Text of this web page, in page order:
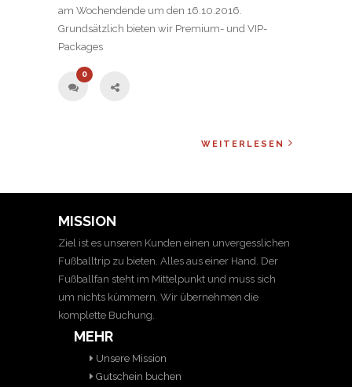
am Wochendende um den 16.10.2016.
Grundsätzlich bieten wir Premium- und VIP-
Packages
0
WEITERLESEN
MISSION
Ziel ist es unseren Kunden einen unvergesslichen
Fußballtrip zu bieten. Alles aus einer Hand. Der
Fußballfan steht im Mittelpunkt und muss sich
um nichts kümmern. Wir übernehmen die
komplette Buchung.
MEHR
Unsere Mission
Gutschein buchen